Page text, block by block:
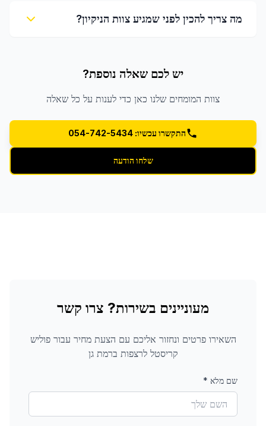
מה צריך להכין לפני שמגיע צוות הניקיון?
יש לכם שאלה נוספת?
צוות המומחים שלנו כאן כדי לענות על כל שאלה
התקשרו עכשיו: 054-742-5434
שלחו הודעה
מעוניינים בשירות? צרו קשר
השאירו פרטים ונחזור אליכם עם הצעת מחיר עבורפוליש
קריסטל לרצפות ברמת גן
שם מלא *